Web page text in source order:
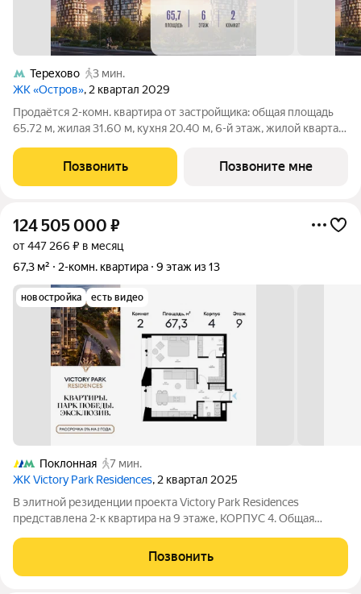
Терехово
3 мин.
ЖК «Остров», 2 квартал 2029
Продаётся 2-комн. квартира от застройщика: общая площадь
65.72 м, жилая 31.60 м, кухня 20.40 м, 6-й этаж, жилой квартал
года. 2 совмещенных санузла. Остров.14 ЧАСТЬ ПРОЕКТА
«ОСТРОВ», В 10
Позвонить Позвоните мне
124 505 000 ₽
от 447 266 ₽ в месяц
67,3 м²
2-комн. квартира 9 этаж из 13
новостройка есть видео
Поклонная
7 мин.
ЖК Victory Park Residences, 2 квартал 2025
В элитной резиденции проекта Victory Park Residences
представлена 2-к квартира на 9 этаже, КОРПУС 4. Общая
квартиры: - Панорамное остекление - Просторная кухня-
гостиная - Дизайнерская отделка
Позвонить